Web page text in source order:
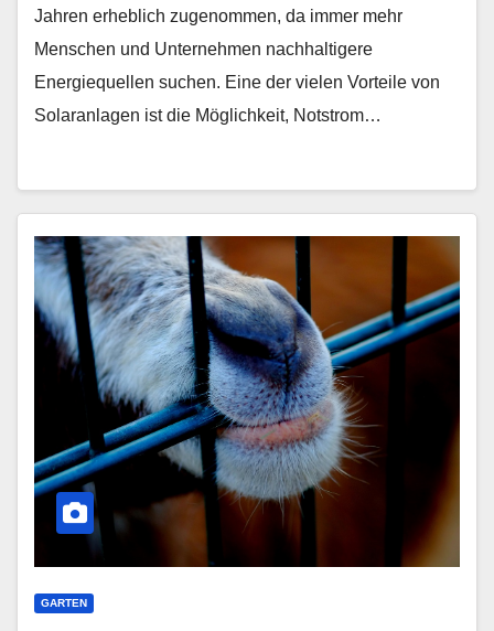
Jahren erheblich zugenommen, da immer mehr
Menschen und Unternehmen nachhaltigere
Energiequellen suchen. Eine der vielen Vorteile von
Solaranlagen ist die Möglichkeit, Notstrom…
GARTEN